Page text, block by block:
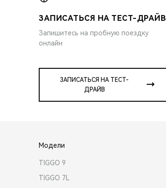
ЗАПИСАТЬСЯ НА ТЕСТ-ДРАЙВ
Запишитесь на пробную поездку
онлайн
ЗАПИСАТЬСЯ НА ТЕСТ-
ДРАЙВ
Модели
TIGGO 9
TIGGO 7L